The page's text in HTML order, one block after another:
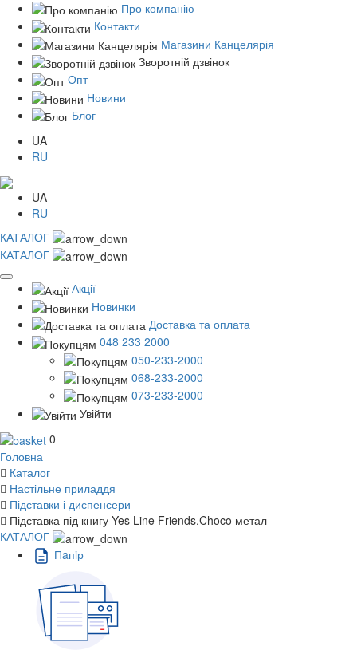
Про компанію
Контакти
Магазини Канцелярія
Зворотній дзвінок
Опт
Новини
Блог
UA
RU
UA
RU
КАТАЛОГ
КАТАЛОГ
Акції
Новинки
Доставка та оплата
048 233 2000
050-233-2000
068-233-2000
073-233-2000
Увійти
0
Головна
Каталог
Настільне приладдя
Підставки і диспенсери
Підставка під книгу Yes Line Friends.Choco метал
КАТАЛОГ
Пaпiр